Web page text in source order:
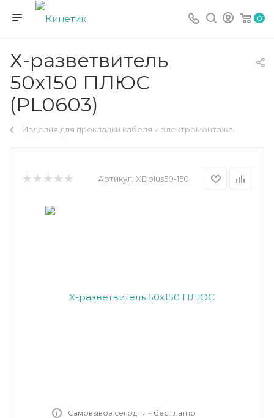
0
Х-разветвитель
50х150 ПЛЮС
(PL0603)
Изделия для прокладки кабеля и электромонтажа
Артикул: XDplus50-150
Самовывоз сегодня - бесплатно